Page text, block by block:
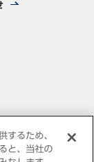
するため、
と、当社の